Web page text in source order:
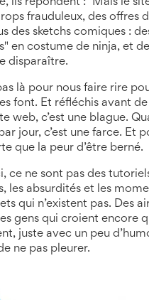
ils répondent : "Mais le
frauduleux, des offres
des sketchs comiques :
en costume de ninja, et
disparaître.
là pour nous faire rire
font. Et réfléchis avant
web, c’est une blague.
jour, c’est une farce. Et
que la peur d’être berné.
ce ne sont pas des
les absurdités et les
qui n’existent pas. Des
gens qui croient encore
juste avec un peu
ne pas pleurer.